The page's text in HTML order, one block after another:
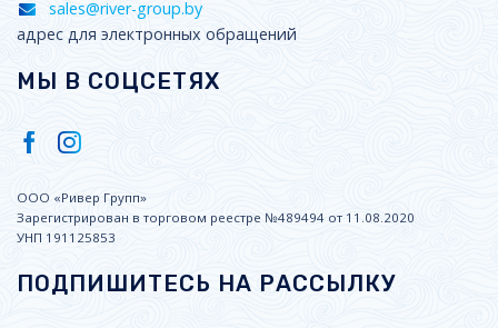
sales@river-group.by
адрес для электронных обращений
МЫ В СОЦСЕТЯХ
ООО «Ривер Групп»
Зарегистрирован в торговом реестре №489494 от 11.08.2020
УНП 191125853
ПОДПИШИТЕСЬ НА РАССЫЛКУ